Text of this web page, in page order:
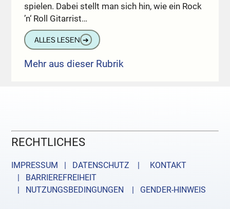
spielen. Dabei stellt man sich hin, wie ein Rock
’n‘ Roll Gitarrist…
ALLES LESEN ➔
Mehr aus dieser Rubrik
RECHTLICHES
IMPRESSUM | DATENSCHUTZ |
KONTAKT
| BARRIEREFREIHEIT
| NUTZUNGSBEDINGUNGEN
| GENDER-HINWEIS